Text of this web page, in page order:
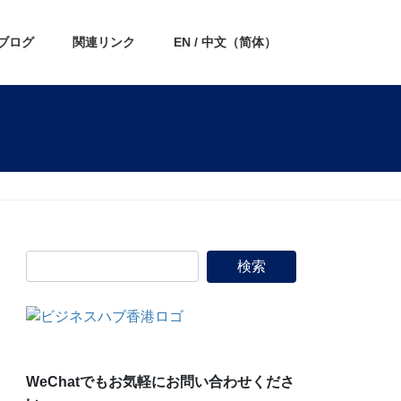
ログ 関連リンク EN / 中文（简体）
WeChatでもお気軽にお問い合わせくださ